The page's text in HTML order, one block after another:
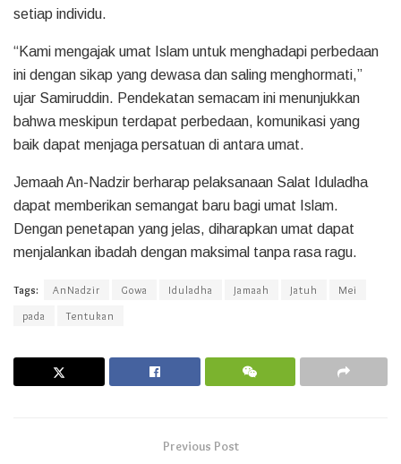
setiap individu.
“Kami mengajak umat Islam untuk menghadapi perbedaan
ini dengan sikap yang dewasa dan saling menghormati,”
ujar Samiruddin. Pendekatan semacam ini menunjukkan
bahwa meskipun terdapat perbedaan, komunikasi yang
baik dapat menjaga persatuan di antara umat.
Jemaah An-Nadzir berharap pelaksanaan Salat Iduladha
dapat memberikan semangat baru bagi umat Islam.
Dengan penetapan yang jelas, diharapkan umat dapat
menjalankan ibadah dengan maksimal tanpa rasa ragu.
Tags: AnNadzir Gowa Iduladha Jamaah Jatuh
Mei
pada
Tentukan
Previous Post